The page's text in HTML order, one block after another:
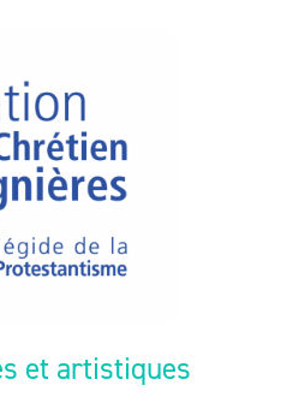
et artistiques